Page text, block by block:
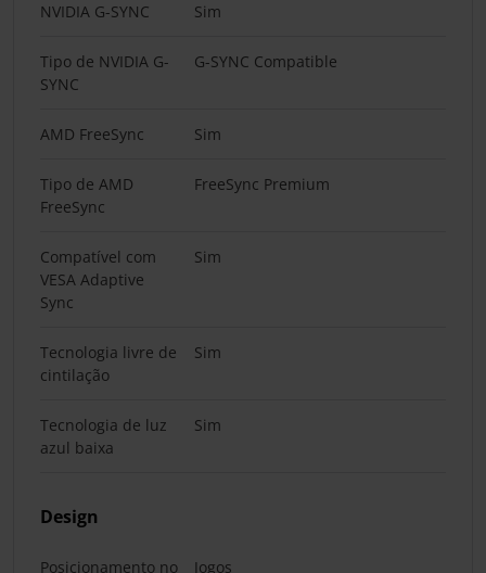
NVIDIA G-SYNC Sim
Tipo de NVIDIA G-
SYNC
G-SYNC Compatible
AMD FreeSync Sim
Tipo de AMD
FreeSync
FreeSync Premium
Compatível com
VESA Adaptive
Sync
Sim
Tecnologia livre de
cintilação
Sim
Tecnologia de luz
azul baixa
Sim
Design
Posicionamento no
Jogos